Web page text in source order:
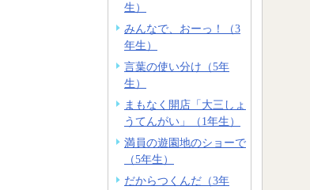
生）
みんなで、おーっ！（3
年生）
言葉の使い分け（5年
生）
まもなく開店「大三しょ
うてんがい」（1年生）
満員の遊園地のショーで
（5年生）
だからつくんだ（3年